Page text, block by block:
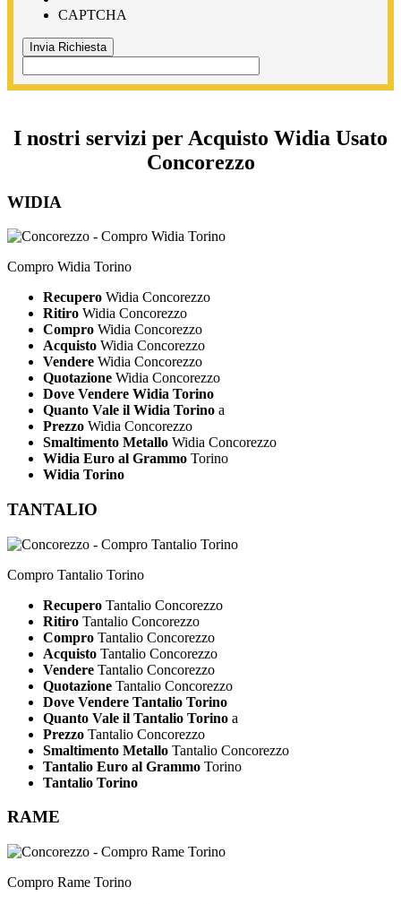
CAPTCHA
I nostri servizi per Acquisto Widia Usato
Concorezzo
WIDIA
Compro Widia Torino
Recupero Widia Concorezzo
Ritiro Widia Concorezzo
Compro Widia Concorezzo
Acquisto Widia Concorezzo
Vendere Widia Concorezzo
Quotazione Widia Concorezzo
Dove Vendere Widia Torino
Quanto Vale il Widia Torino a
Prezzo Widia Concorezzo
Smaltimento Metallo Widia Concorezzo
Widia Euro al Grammo Torino
Widia Torino
TANTALIO
Compro Tantalio Torino
Recupero Tantalio Concorezzo
Ritiro Tantalio Concorezzo
Compro Tantalio Concorezzo
Acquisto Tantalio Concorezzo
Vendere Tantalio Concorezzo
Quotazione Tantalio Concorezzo
Dove Vendere Tantalio Torino
Quanto Vale il Tantalio Torino a
Prezzo Tantalio Concorezzo
Smaltimento Metallo Tantalio Concorezzo
Tantalio Euro al Grammo Torino
Tantalio Torino
RAME
Compro Rame Torino